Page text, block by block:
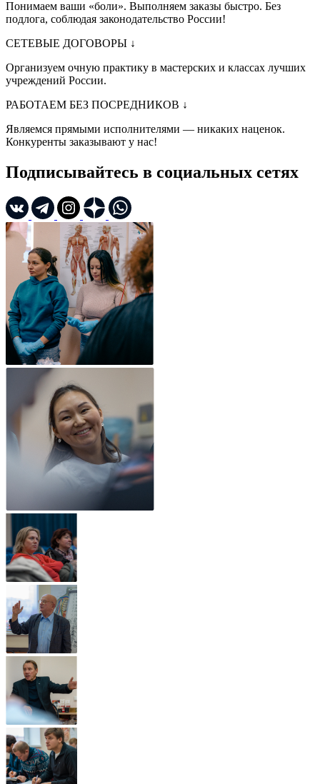
Понимаем ваши «боли». Выполняем заказы быстро. Без
подлога, соблюдая законодательство России!
СЕТЕВЫЕ ДОГОВОРЫ ↓
Организуем очную практику в мастерских и классах лучших
учреждений России.
РАБОТАЕМ БЕЗ ПОСРЕДНИКОВ ↓
Являемся прямыми исполнителями — никаких наценок.
Конкуренты заказывают у нас!
Подписывайтесь в социальных сетях